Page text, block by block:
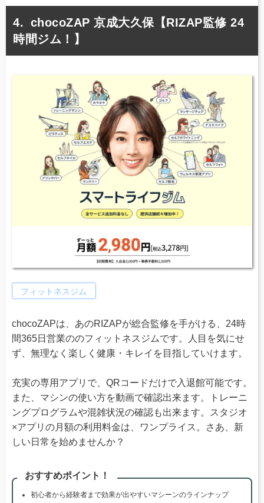
chocoZAP 京成大久保【RIZAP監修 24
時間ジム！】
フィットネスジム
chocoZAPは、あのRIZAPが総合監修を手がける、24時
間365日営業ののフィットネスジムです。人目を気にせ
ず、無理なく楽しく健康・キレイを目指していけます。
充実の専用アプリで、QRコードだけで入退館可能です。
また、マシンの使い方を動画で確認出来ます。トレーニ
ングプログラムや混雑状況の確認も出来ます。スタジオ
×アプリの月額の利用料金は、ワンプライス。さあ、新
しい日常を始めませんか？
おすすめポイント！
初心者から経験者まで効果が出やすいマシーンのラインナップ